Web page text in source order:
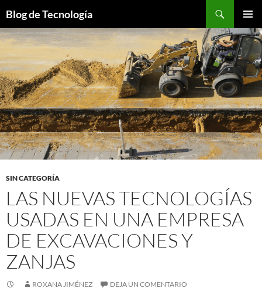
Blog de Tecnología
MENÚ
AL
CONTENIDO
SIN CATEGORÍA
LAS NUEVAS TECNOLOGÍAS
USADAS EN UNA EMPRESA
DE EXCAVACIONES Y
ZANJAS
ROXANA JIMÉNEZ DEJA UN COMENTARIO